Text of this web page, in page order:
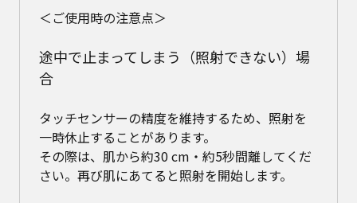
＜ご使用時の注意点＞
途中で止まってしまう（照射できない）場
合
タッチセンサーの精度を維持するため、照射を
一時休止することがあります。
その際は、肌から約30 cm・約5秒間離してくだ
さい。再び肌にあてると照射を開始します。